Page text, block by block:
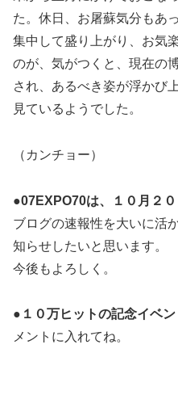
た。休日、お屠蘇気分もあ
集中して盛り上がり、お気
のが、気がつくと、現在の
され、あるべき姿が浮かび
見ているようでした。
（カンチョー）
●07EXPO70は、１０月２
ブログの速報性を大いに活
知らせしたいと思います。
今後もよろしく。
●１０万ヒットの記念イベ
メントに入れてね。